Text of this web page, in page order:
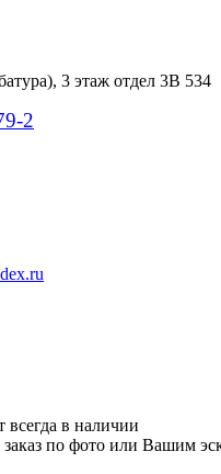
3 этаж отдел 3В 534
2
всегда в наличии
по фото или Вашим